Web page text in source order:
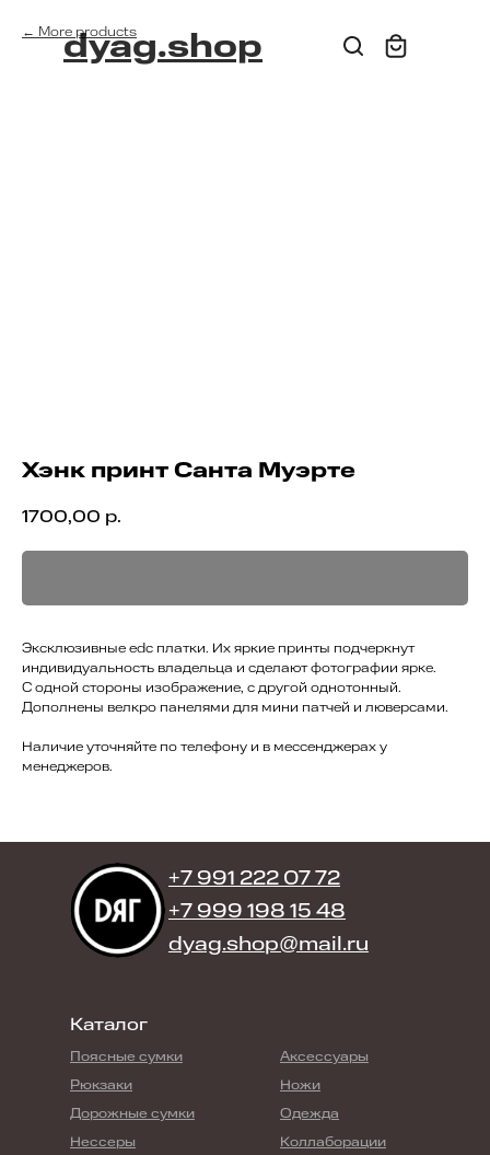
dyag.shop
More products
Хэнк принт Санта Муэрте
1700,00 р.
Эксклюзивные edc платки. Их яркие принты подчеркнут
индивидуальность владельца и сделают фотографии ярке.
С одной стороны изображение, с другой однотонный.
Дополнены велкро панелями для мини патчей и люверсами.
Наличие уточняйте по телефону и в мессенджерах у
менеджеров.
+7 991 222 07 72
dyag.shop@mail.ru
Каталог
Поясные сумки Аксессуары
Дорожные сумки Одежда
Коллаборации
Нессеры
Рюкзаки Ножи
+7 999 198 15 48